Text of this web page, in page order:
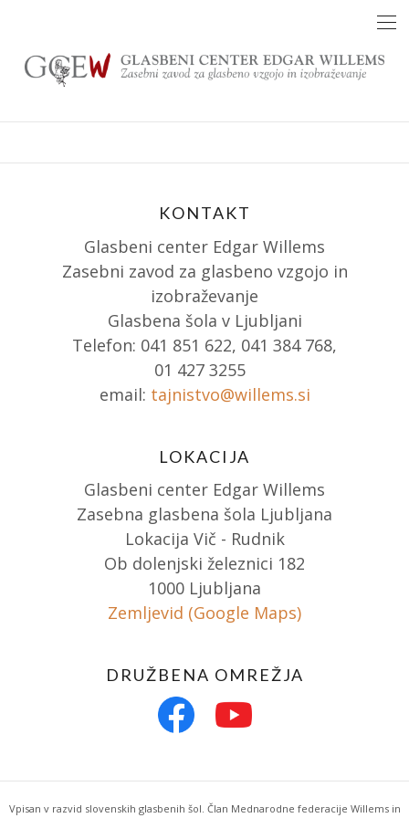
content
KONTAKT
Glasbeni center Edgar Willems
Zasebni zavod za glasbeno vzgojo in
izobraževanje
Glasbena šola v Ljubljani
Telefon: 041 851 622, 041 384 768,
01 427 3255
email: tajnistvo@willems.si
LOKACIJA
Glasbeni center Edgar Willems
Zasebna glasbena šola Ljubljana
Lokacija Vič - Rudnik
Ob dolenjski železnici 182
1000 Ljubljana
Zemljevid (Google Maps)
DRUŽBENA OMREŽJA
Vpisan v razvid slovenskih glasbenih šol. Član Mednarodne federacije Willems in